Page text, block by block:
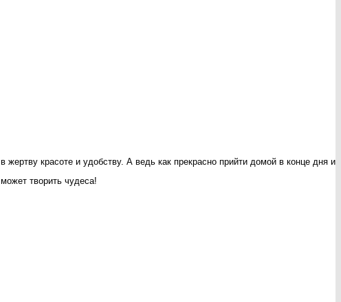
красоте и удобству. А ведь как прекрасно прийти домой в конце дня и
творить чудеса!